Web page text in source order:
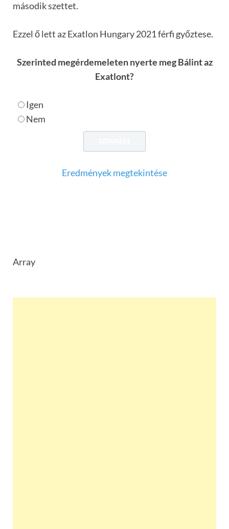
második szettet.
Ezzel ő lett az Exatlon Hungary 2021 férfi győztese.
Szerinted megérdemeleten nyerte meg Bálint az
Exatlont?
Igen
Nem
Eredmények megtekintése
Array